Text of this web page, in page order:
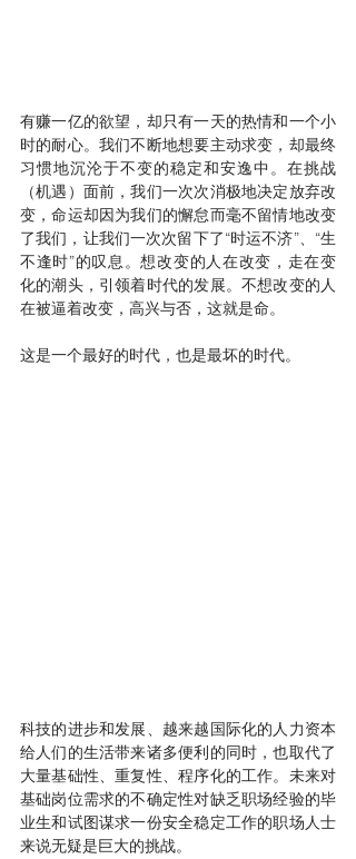
有赚一亿的欲望，却只有一天的热情和一个小
时的耐心。我们不断地想要主动求变，却最终
习惯地沉沦于不变的稳定和安逸中。在挑战
（机遇）面前，我们一次次消极地决定放弃改
变，命运却因为我们的懈怠而毫不留情地改变
了我们，让我们一次次留下了“时运不济”、“生
不逢时”的叹息。想改变的人在改变，走在变
化的潮头，引领着时代的发展。不想改变的人
在被逼着改变，高兴与否，这就是命。
这是一个最好的时代，也是最坏的时代。
科技的进步和发展、越来越国际化的人力资本
给人们的生活带来诸多便利的同时，也取代了
大量基础性、重复性、程序化的工作。未来对
基础岗位需求的不确定性对缺乏职场经验的毕
业生和试图谋求一份安全稳定工作的职场人士
来说无疑是巨大的挑战。